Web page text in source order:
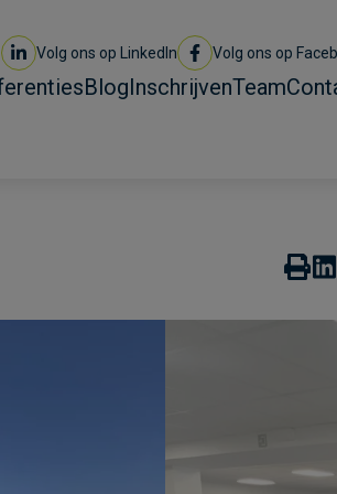
Volg ons op LinkedIn Volg ons op
BlogInschrijvenTeam